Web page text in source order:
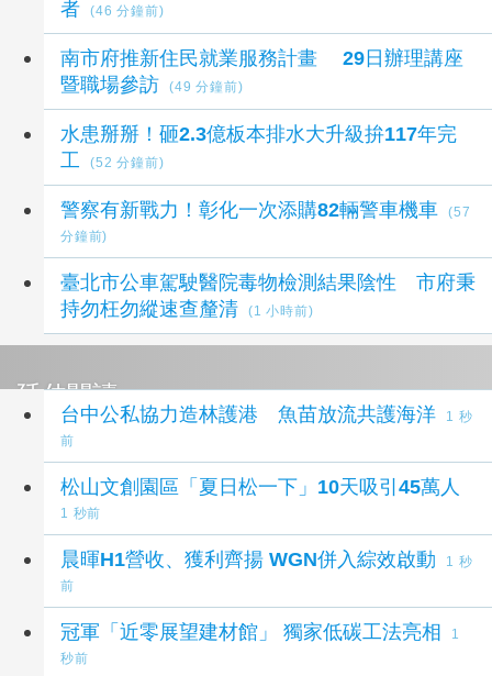
者
(46 分鐘前)
南市府推新住民就業服務計畫 29日辦理講座
暨職場參訪
(49 分鐘前)
水患掰掰！砸2.3億板本排水大升級拚117年完
工
(52 分鐘前)
警察有新戰力！彰化一次添購82輛警車機車
(57
分鐘前)
臺北市公車駕駛醫院毒物檢測結果陰性 市府秉
持勿枉勿縱速查釐清
(1 小時前)
延伸閱讀
台中公私協力造林護港 魚苗放流共護海洋
1 秒
前
松山文創園區「夏日松一下」10天吸引45萬人
1 秒前
晨暉H1營收、獲利齊揚 WGN併入綜效啟動
1 秒
前
冠軍「近零展望建材館」 獨家低碳工法亮相
1
秒前